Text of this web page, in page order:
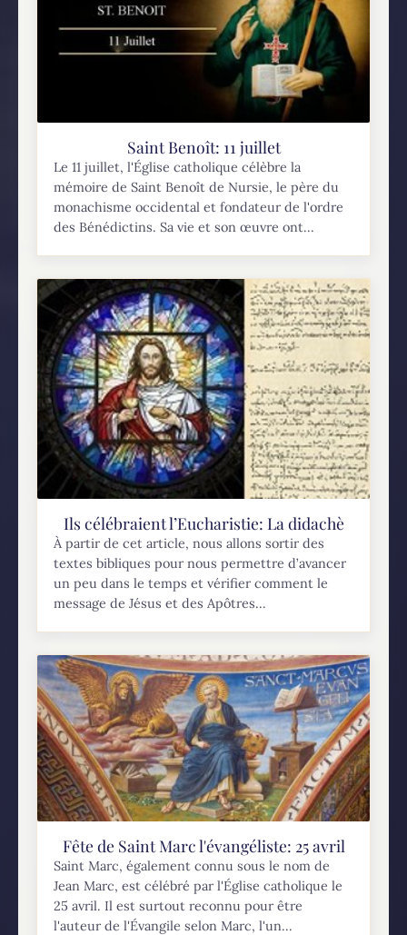
Saint Benoît: 11 juillet
Le 11 juillet, l'Église catholique célèbre la
mémoire de Saint Benoît de Nursie, le père du
monachisme occidental et fondateur de l'ordre
des Bénédictins. Sa vie et son œuvre ont...
Ils célébraient l’Eucharistie: La didachè
À partir de cet article, nous allons sortir des
textes bibliques pour nous permettre d’avancer
un peu dans le temps et vérifier comment le
message de Jésus et des Apôtres...
Fête de Saint Marc l'évangéliste: 25 avril
Saint Marc, également connu sous le nom de
Jean Marc, est célébré par l'Église catholique le
25 avril. Il est surtout reconnu pour être
l'auteur de l'Évangile selon Marc, l'un...